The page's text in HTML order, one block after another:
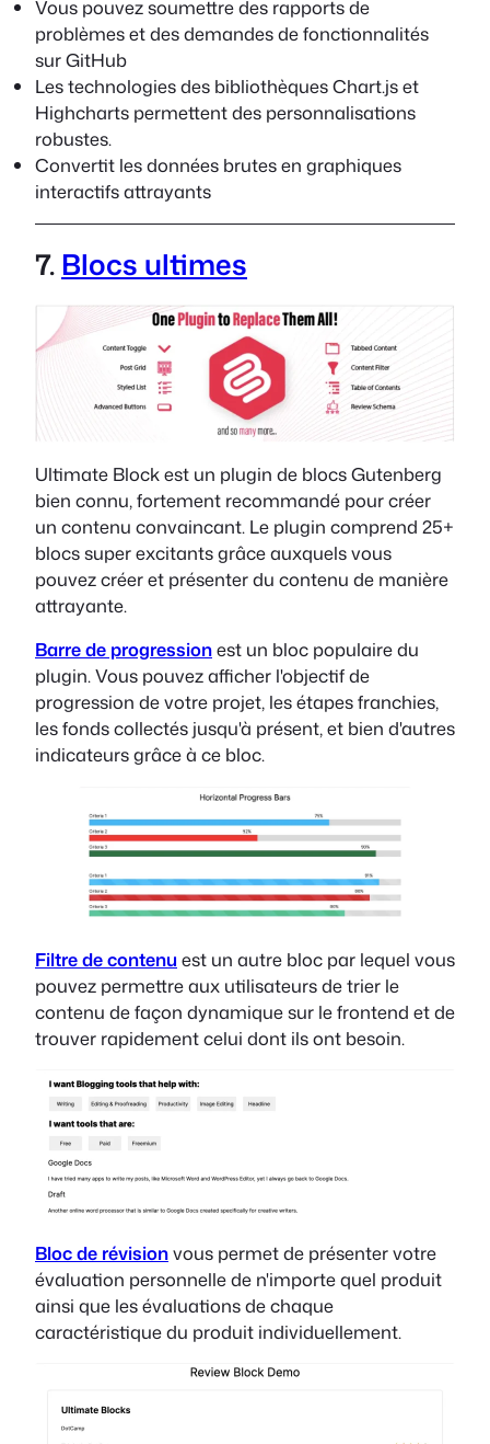
Vous pouvez soumettre des rapports de
problèmes et des demandes de fonctionnalités
sur GitHub
Les technologies des bibliothèques Chart.js et
Highcharts permettent des personnalisations
robustes.
Convertit les données brutes en graphiques
interactifs attrayants
7.Blocs ultimes
Ultimate Block est un plugin de blocs Gutenberg
bien connu, fortement recommandé pour créer
un contenu convaincant. Le plugin comprend 25+
blocs super excitants grâce auxquels vous
pouvez créer et présenter du contenu de manière
attrayante.
Barre de progressionest un bloc populaire du
plugin. Vous pouvez afficher l'objectif de
progression de votre projet, les étapes franchies,
les fonds collectés jusqu'à présent, et bien d'autres
indicateurs grâce à ce bloc.
Filtre de contenu est un autre bloc par lequel vous
pouvez permettre aux utilisateurs de trier le
contenu de façon dynamique sur le frontend et de
trouver rapidement celui dont ils ont besoin.
Bloc de révisionvous permet de présenter votre
évaluation personnelle de n'importe quel produit
ainsi que les évaluations de chaque
caractéristique du produit individuellement.